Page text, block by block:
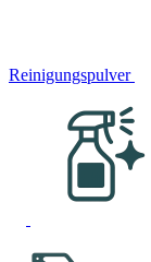
Reinigungspulver